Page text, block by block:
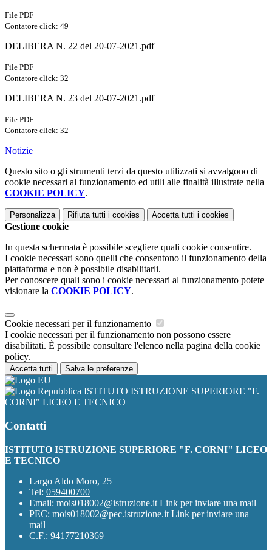
File PDF
Contatore click: 49
DELIBERA N. 22 del 20-07-2021.pdf
File PDF
Contatore click: 32
DELIBERA N. 23 del 20-07-2021.pdf
File PDF
Contatore click: 32
Notizie
Questo sito o gli strumenti terzi da questo utilizzati si avvalgono di
cookie necessari al funzionamento ed utili alle finalità illustrate nella
COOKIE POLICY.
Personalizza Rifiuta tutti i cookies Accetta tutti i cookies
Gestione cookie
In questa schermata è possibile scegliere quali cookie consentire.
I cookie necessari sono quelli che consentono il funzionamento della
piattaforma e non è possibile disabilitarli.
Per conoscere quali sono i cookie necessari al funzionamento potete
visionare la COOKIE POLICY.
Cookie necessari per il funzionamento
I cookie necessari per il funzionamento non possono essere
disabilitati. È possibile consultare l'elenco nella pagina della cookie
policy.
Accetta tutti Salva le preferenze
ISTITUTO ISTRUZIONE SUPERIORE "F.
CORNI" LICEO E TECNICO
Contatti
ISTITUTO ISTRUZIONE SUPERIORE "F. CORNI" LICEO
E TECNICO
Largo Aldo Moro, 25
Tel: 059400700
Email: mois018002@istruzione.it Link per inviare una mail
PEC: mois018002@pec.istruzione.it Link per inviare una
mail
C.F.: 94177210369